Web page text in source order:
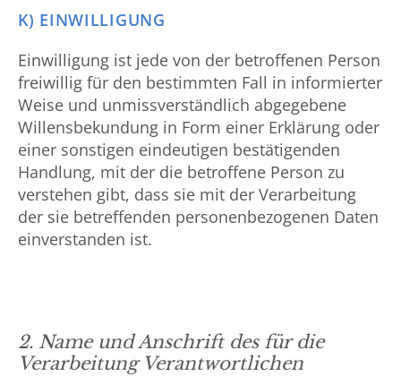
K) EINWILLIGUNG
Einwilligung ist jede von der betroffenen Person
freiwillig für den bestimmten Fall in informierter
Weise und unmissverständlich abgegebene
Willensbekundung in Form einer Erklärung oder
einer sonstigen eindeutigen bestätigenden
Handlung, mit der die betroffene Person zu
verstehen gibt, dass sie mit der Verarbeitung
der sie betreffenden personenbezogenen Daten
einverstanden ist.
2. Name und Anschrift des für die
Verarbeitung Verantwortlichen